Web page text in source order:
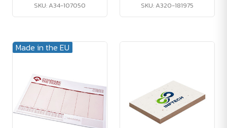
SKU: A34-107050 SKU: A320-181975
Made in the EU